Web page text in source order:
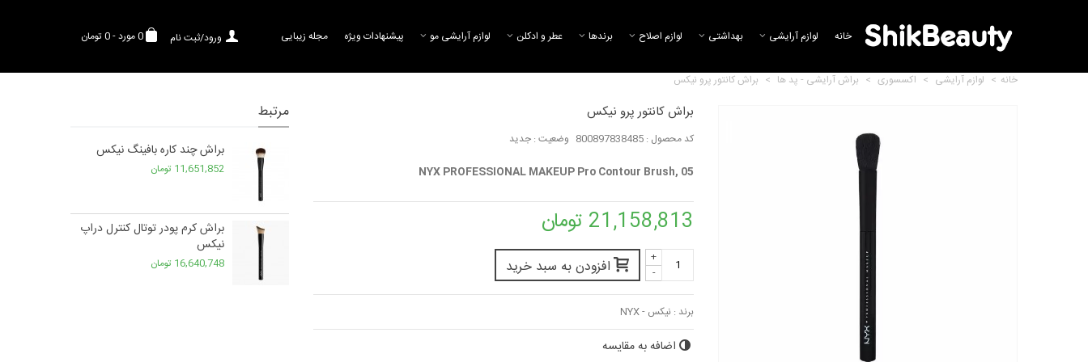
0مورد-0 تومان ورود/ثبت نام خانه لوازم آرایشی بهداشتی لوازم اصلاح برند‌ها عطر و ادکلن لوازم آرایشی مو پیشنهادات ویژه مجله زیبایی
خانه > لوازم آرایشی > اکسسوری > براش آرایشی - پد ها > براش کانتور پرو نیکس
براش کانتور پرو نیکس
کد محصول : 800897838485 وضعیت : جدید
NYX PROFESSIONAL MAKEUP Pro Contour Brush, 05
21,158,813 تومان
-
+ افزودن به سبد خرید
برند : نیکس - NYX
اضافه به مقایسه
مرتبط
براش چند کاره بافینگ نیکس
11,651,852 تومان
براش کرم پودر توتال کنترل دراپ
نیکس
16,640,748 تومان